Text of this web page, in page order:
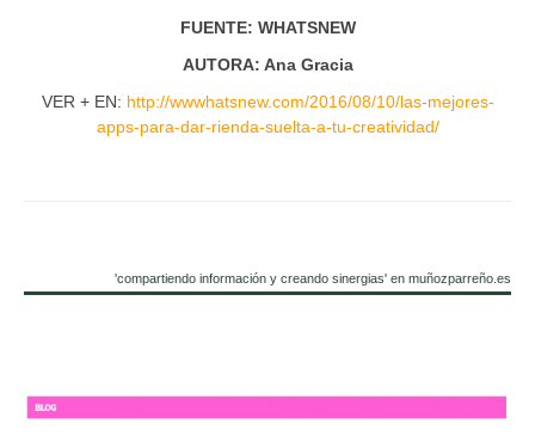
FUENTE: WHATSNEW
AUTORA: Ana Gracia
VER + EN: http://wwwhatsnew.com/2016/08/10/las-mejores-
apps-para-dar-rienda-suelta-a-tu-creatividad/
'compartiendo información y creando sinergias' en muñozparreño.es